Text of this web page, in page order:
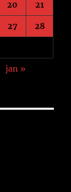
20 21
27 28
jan »